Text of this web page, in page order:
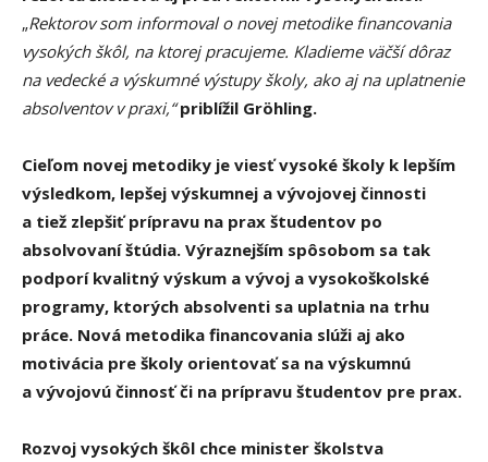
„Rektorov som informoval o novej metodike financovania
vysokých škôl, na ktorej pracujeme. Kladieme väčší dôraz
na vedecké a výskumné výstupy školy, ako aj na uplatnenie
absolventov v praxi,“ priblížil Gröhling.
Cieľom novej metodiky je viesť vysoké školy k lepším
výsledkom, lepšej výskumnej a vývojovej činnosti
a tiež zlepšiť prípravu na prax študentov po
absolvovaní štúdia. Výraznejším spôsobom sa tak
podporí kvalitný výskum a vývoj a vysokoškolské
programy, ktorých absolventi sa uplatnia na trhu
práce. Nová metodika financovania slúži aj ako
motivácia pre školy orientovať sa na výskumnú
a vývojovú činnosť či na prípravu študentov pre prax.
Rozvoj vysokých škôl chce minister školstva